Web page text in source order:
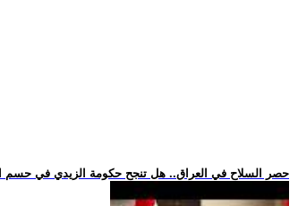
.. حصر السلاح في العراق.. هل تنجح حكومة الزيدي في حسم